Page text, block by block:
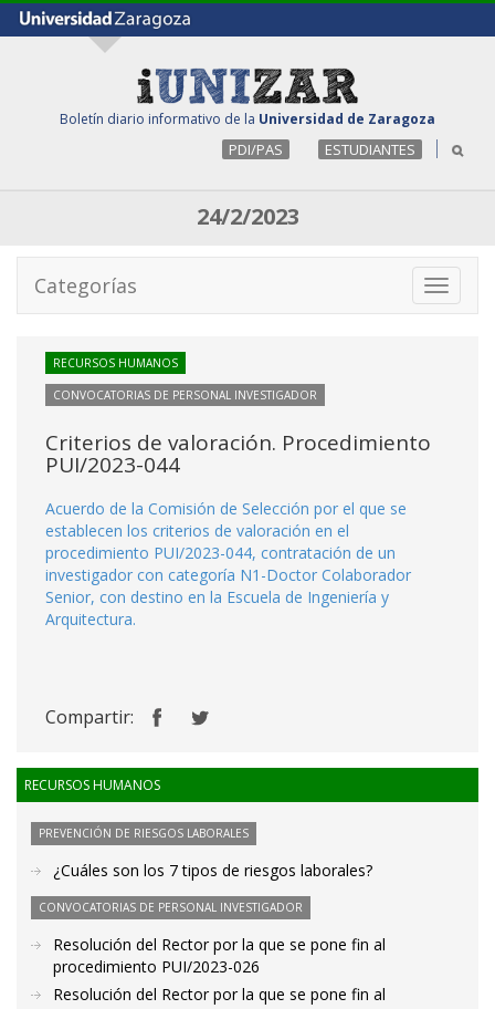
Boletín diario informativo de la Universidad de Zaragoza
PDI/PAS ESTUDIANTES
24/2/2023
Toggle
Categorías
RECURSOS HUMANOS
CONVOCATORIAS DE PERSONAL INVESTIGADOR
Criterios de valoración. Procedimiento
PUI/2023-044
Acuerdo de la Comisión de Selección por el que se
establecen los criterios de valoración en el
procedimiento PUI/2023-044, contratación de un
investigador con categoría N1-Doctor Colaborador
Senior, con destino en la Escuela de Ingeniería y
Arquitectura.
Compartir:
RECURSOS HUMANOS
PREVENCIÓN DE RIESGOS LABORALES
¿Cuáles son los 7 tipos de riesgos laborales?
CONVOCATORIAS DE PERSONAL INVESTIGADOR
Resolución del Rector por la que se pone fin al
procedimiento PUI/2023-026
Resolución del Rector por la que se pone fin al